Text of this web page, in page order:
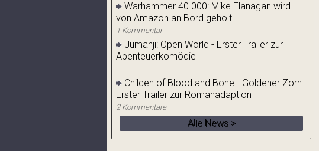
Warhammer 40.000: Mike Flanagan wird
von Amazon an Bord geholt
1 Kommentar
Jumanji: Open World - Erster Trailer zur
Abenteuerkomödie
Childen of Blood and Bone - Goldener Zorn:
Erster Trailer zur Romanadaption
2 Kommentare
Alle News >